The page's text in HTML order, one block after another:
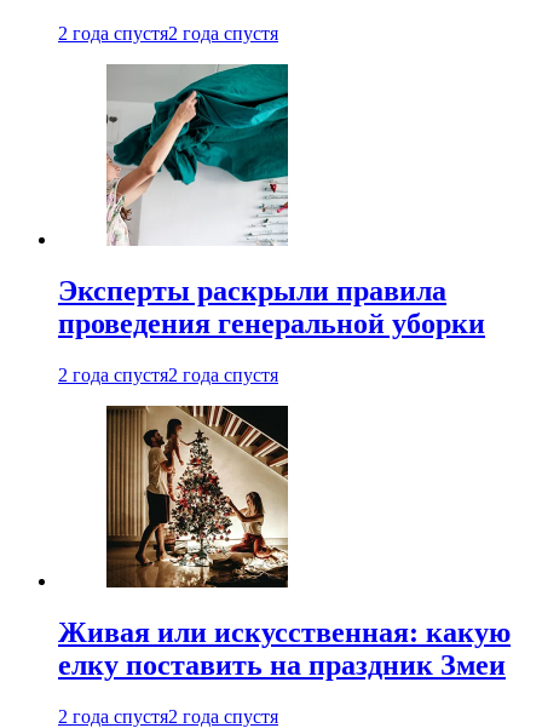
2 года спустя2 года спустя
Эксперты раскрыли правила
проведения генеральной уборки
2 года спустя2 года спустя
Живая или искусственная: какую
елку поставить на праздник Змеи
2 года спустя2 года спустя